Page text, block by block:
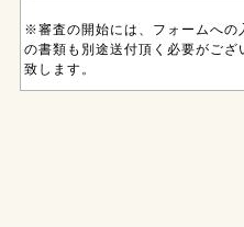
※審査の開始には、フォームへの
の書類も別途送付頂く必要がご
致します。